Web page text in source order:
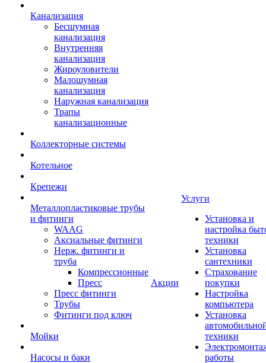
Канализация
Бесшумная
канализация
Внутренняя
канализация
Жироуловители
Малошумная
канализация
Наружная канализация
Трапы
канализационные
Коллекторные системы
Котельное
Крепежи
Металлопластиковые трубы
и фитинги
WAAG
Аксиальные фитинги
Нерж. фитинги и
труба
Компрессионные
Пресс
Пресс фитинги
Трубы
Фитинги под ключ
Мойки
Насосы и баки
Акции
Услуги
Установка и
настройка
техники
Установка
сантехники
Страхование
покупки
Настройка
компьютера
Установка
техники
работы